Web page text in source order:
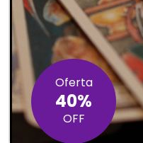
Oferta
40%
OFF